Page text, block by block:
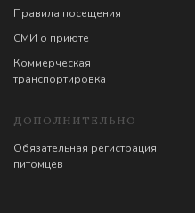
Правила посещения
СМИ о приюте
Коммерческая
транспортировка
ДОПОЛНИТЕЛЬНО
Обязательная регистрация
питомцев